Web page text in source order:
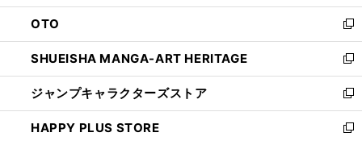
ウ
で
開
く
ン
ド
ウ
で
開
く
OTO
新
し
い
ウ
ィ
ン
ド
SHUEISHA MANGA-ART HERITAGE
新
し
い
ウ
ィ
ジャンプキャラクターズストア
新
し
い
HAPPY PLUS STORE
新